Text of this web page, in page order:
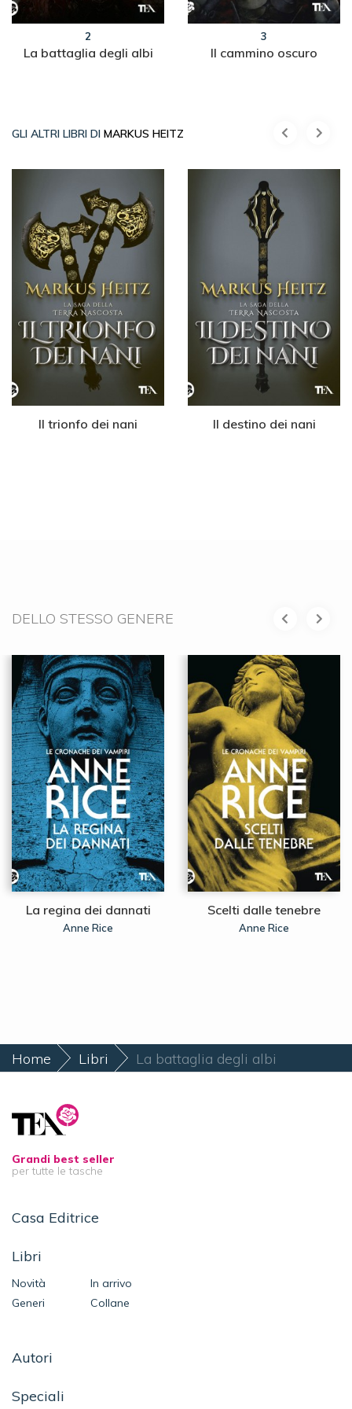
2
La battaglia degli albi
3
Il cammino oscuro
GLI ALTRI LIBRI DI MARKUS HEITZ
Il trionfo dei nani Il destino dei nani
DELLO STESSO GENERE
La regina dei dannati
Anne Rice
Scelti dalle tenebre
Anne Rice
Home Libri La battaglia degli albi
Grandi best seller
per tutte le tasche
Casa Editrice
Libri
Novità
In arrivo
Generi
Collane
Autori
Speciali